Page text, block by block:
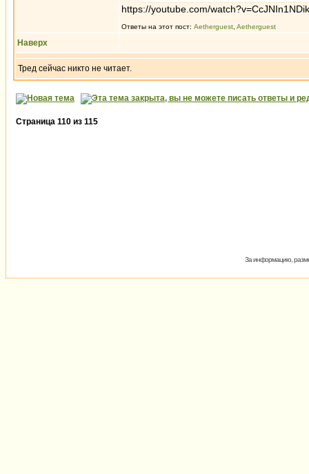
https://youtube.com/
Ответы на этот пост: Aetherguest Aetherguest
Наверх
Тред сейчас никто не читает.
Страница 110 из 115
За информацию,